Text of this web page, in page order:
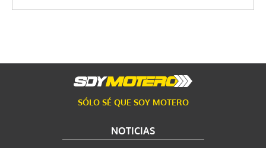
SÓLO SÉ QUE SOY MOTERO
NOTICIAS